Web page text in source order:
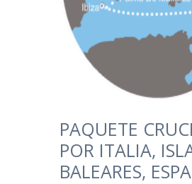
PAQUETE
POR ITALIA,
BALEARES,